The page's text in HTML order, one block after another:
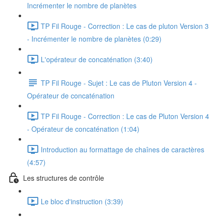
Incrémenter le nombre de planètes
TP Fil Rouge - Correction : Le cas de pluton Version 3
- Incrémenter le nombre de planètes (0:29)
L'opérateur de concaténation (3:40)
TP Fil Rouge - Sujet : Le cas de Pluton Version 4 -
Opérateur de concaténation
TP Fil Rouge - Correction : Le cas de Pluton Version 4
- Opérateur de concaténation (1:04)
Introduction au formattage de chaînes de caractères
(4:57)
Les structures de contrôle
Le bloc d'instruction (3:39)